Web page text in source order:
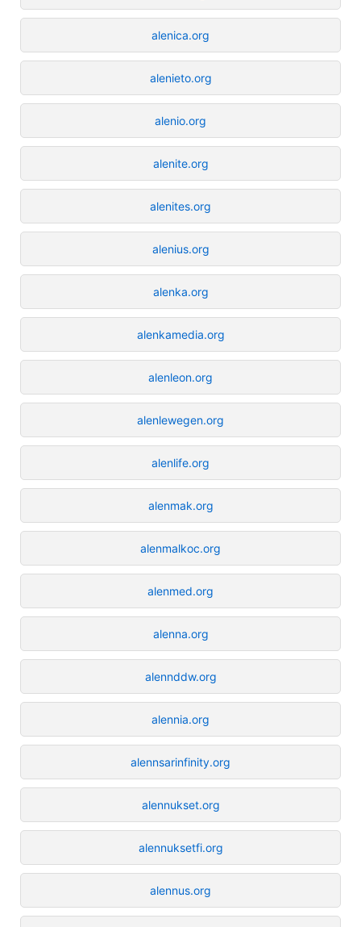
alenica.org
alenieto.org
alenio.org
alenite.org
alenites.org
alenius.org
alenka.org
alenkamedia.org
alenleon.org
alenlewegen.org
alenlife.org
alenmak.org
alenmalkoc.org
alenmed.org
alenna.org
alennddw.org
alennia.org
alennsarinfinity.org
alennukset.org
alennuksetfi.org
alennus.org